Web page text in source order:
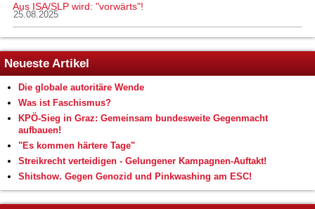
Aus ISA/SLP wird: "vorwärts"!
25.08.2025
Neueste Artikel
Die globale autoritäre Wende
Was ist Faschismus?
KPÖ-Sieg in Graz: Gemeinsam bundesweite Gegenmacht
aufbauen!
"Es kommen härtere Tage"
Streikrecht verteidigen - Gelungener Kampagnen-Auftakt!
Shitshow. Gegen Genozid und Pinkwashing am ESC!